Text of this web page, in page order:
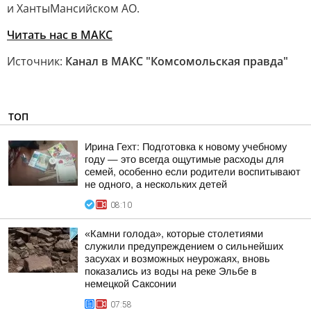
и ХантыМансийском АО.
Читать нас в МАКС
Источник: Канал в МАКС "Комсомольская правда"
ТОП
Ирина Гехт: Подготовка к новому учебному
году — это всегда ощутимые расходы для
семей, особенно если родители воспитывают
не одного, а нескольких детей
08:10
«Камни голода», которые столетиями
служили предупреждением о сильнейших
засухах и возможных неурожаях, вновь
показались из воды на реке Эльбе в
немецкой Саксонии
07:58